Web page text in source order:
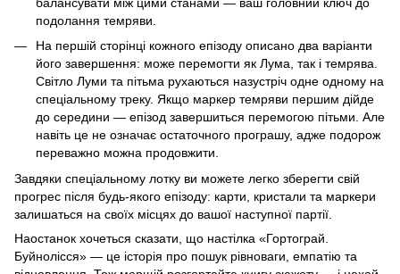
подолання темряви.
На першій сторінці кожного епізоду описано два варіанти
його завершення: може перемогти як Лума, так і темрява.
Світло Луми та пітьма рухаються назустріч одне одному на
спеціальному треку. Якщо маркер темряви першим дійде
до середини — епізод завершиться перемогою пітьми. Але
навіть це не означає остаточного програшу, адже подорож
переважно можна продовжити.
Завдяки спеціальному лотку ви можете легко зберегти свій
прогрес після будь-якого епізоду: карти, кристали та маркери
залишаться на своїх місцях до вашої наступної партії.
Наостанок хочеться сказати, що настілка «Гортограй.
Буйнолісся» — це історія про пошук рівноваги, емпатію та